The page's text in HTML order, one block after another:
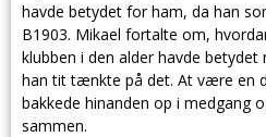
havde betydet for ham, da han
B1903. Mikael fortalte om,
klubben i den alder havde
han tit tænkte på det. At være en
bakkede hinanden op i medgang
sammen.